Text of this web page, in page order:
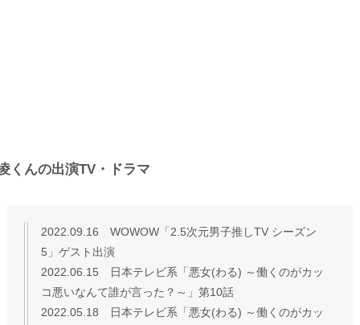
くんの出演TV・ドラマ
2022.09.16 WOWOW「2.5次元男子推しTV シーズン
5」ゲスト出演
2022.06.15 日本テレビ系「悪女(わる) ～働くのがカッ
コ悪いなんて誰が言った？～」第10話
2022.05.18 日本テレビ系「悪女(わる) ～働くのがカッ